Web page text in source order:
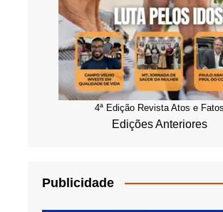
4ª Edição Revista Atos e Fatos
Edições Anteriores
Publicidade